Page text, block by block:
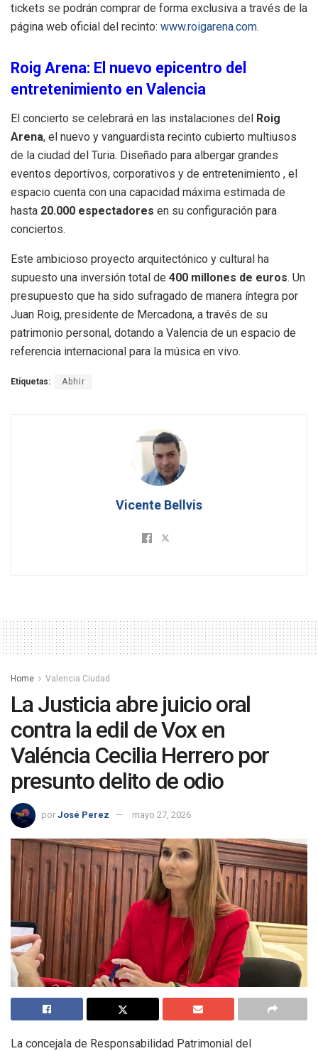
tickets se podrán comprar de forma exclusiva a través de la
página web oficial del recinto: www.roigarena.com.
Roig Arena: El nuevo epicentro del
entretenimiento en Valencia
El concierto se celebrará en las instalaciones del
Roig
Arena, el nuevo y vanguardista recinto cubierto multiusos
de la ciudad del Turia. Diseñado para albergar grandes
eventos deportivos, corporativos y de entretenimiento , el
espacio cuenta con una capacidad máxima estimada de
hasta 20.000 espectadores en su configuración para
conciertos.
Este ambicioso proyecto arquitectónico y cultural ha
supuesto una inversión total de 400 millones de euros. Un
presupuesto que ha sido sufragado de manera íntegra por
Juan Roig, presidente de Mercadona, a través de su
patrimonio personal , dotando a Valencia de un espacio de
referencia internacional para la música en vivo.
Etiquetas: Abhir
Vicente Bellvis
Home Valencia Ciudad
La Justicia abre juicio oral
contra la edil de Vox en
Valéncia Cecilia Herrero por
presunto delito de odio
por José Perez mayo 27, 2026
La concejala de Responsabilidad Patrimonial del